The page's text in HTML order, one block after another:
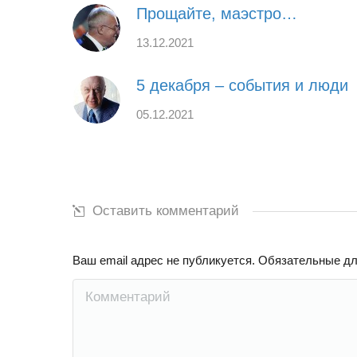
Прощайте, маэстро…
13.12.2021
5 декабря – события и люди
05.12.2021
Оставить комментарий
Ваш email адрес не публикуется. Обязательные
Комментарий